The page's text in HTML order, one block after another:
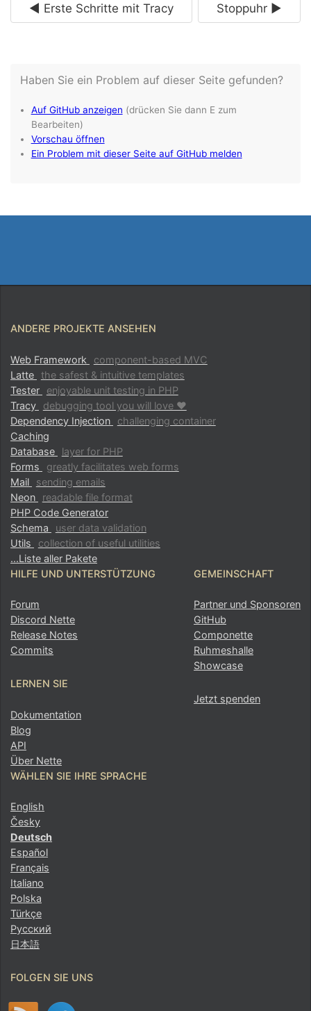
◄ Erste Schritte mit Tracy Stoppuhr ►
ANDERE PROJEKTE ANSEHEN
Web Framework
component-based MVC
Latte the safest & intuitive templates
Tester
enjoyable unit testing in PHP
Tracy
debugging tool you will love ♥
Dependency Injection
challenging container
Caching
Database
layer for PHP
Forms
greatly facilitates web forms
Mail
sending emails
Neon
readable file format
PHP Code Generator
Schema
user data validation
Utils
collection of useful utilities
...Liste aller Pakete
HILFE UND UNTERSTÜTZUNG
Forum
Discord Nette
Release Notes
Commits
LERNEN SIE
Dokumentation
Blog
API
Über Nette
GEMEINSCHAFT
Partner und Sponsoren
GitHub
Componette
Ruhmeshalle
Showcase
Jetzt spenden
WÄHLEN SIE IHRE SPRACHE
English
Česky
Deutsch
Español
Français
Italiano
Polska
Türkçe
Русский
日本語
FOLGEN SIE UNS